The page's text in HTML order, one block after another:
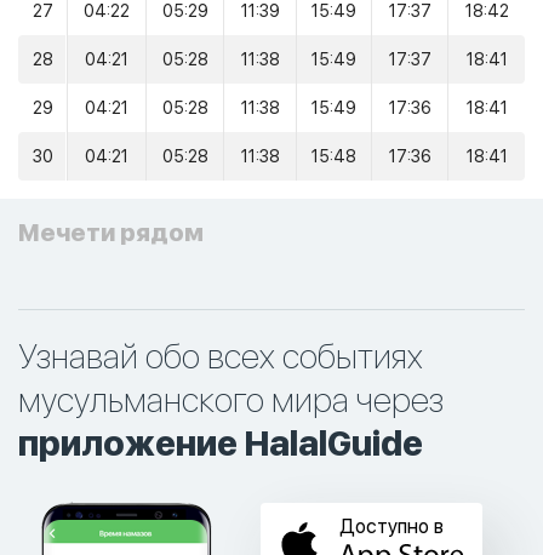
27 04:22 05:29 11:39 15:49 17:37 18:42
28 04:21 05:28 11:38 15:49 17:37 18:41
29 04:21 05:28 11:38 15:49 17:36 18:41
30 04:21 05:28 11:38 15:48 17:36 18:41
Мечети рядом
Узнавай обо всех событиях
мусульманского мира через
приложение HalalGuide
Доступно в